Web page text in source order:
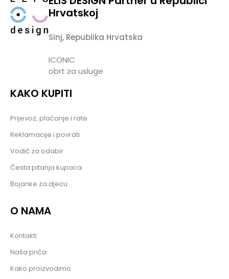
Hrvatskoj
Sinj, Republika Hrvatska
ICONIC
obrt za usluge
KAKO KUPITI
Prijevoz, plaćanje i rate
Reklamacije i povrati
Vodič za odabir
Česta pitanja kupaca
Bojanke za djecu
O NAMA
Kontakti
Naša priča
Kako proizvodimo